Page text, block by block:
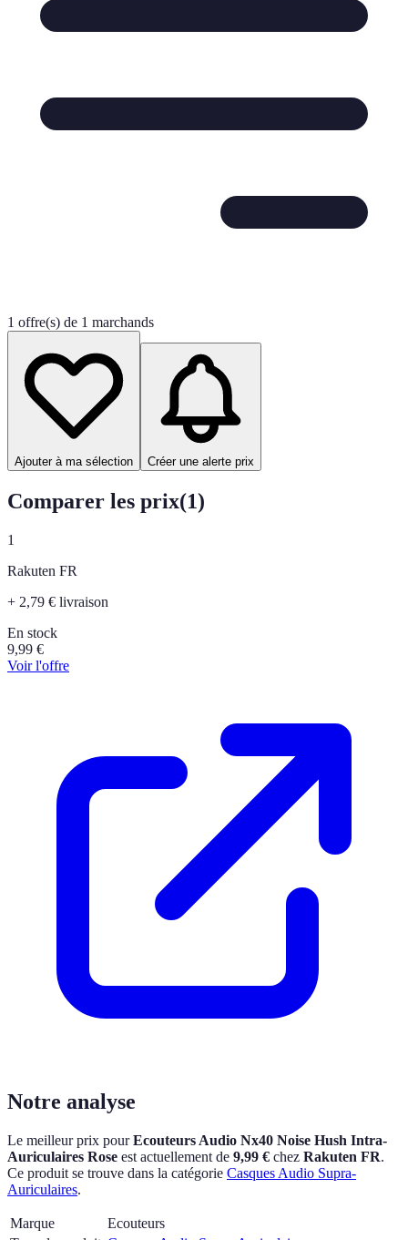
1 offre(s) de 1 marchands
Ajouter à ma sélection Créer une alerte prix
Comparer les prix(1)
1
Rakuten FR
+ 2,79 € livraison
En stock
9,99 €
Voir l'offre
Notre analyse
Le meilleur prix pourEcouteurs Audio Nx40 Noise Hush Intra-
Auriculaires Rose est actuellement de 9,99 € chez Rakuten FR.
Ce produit se trouve dans la catégorie Casques Audio Supra-
Auriculaires.
Marque
Ecouteurs